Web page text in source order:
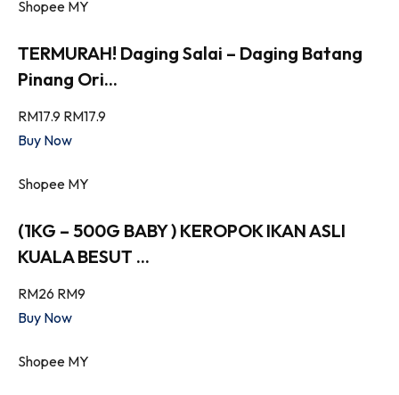
Shopee MY
TERMURAH! Daging Salai – Daging Batang
Pinang Ori...
RM17.9 RM17.9
Buy Now
Shopee MY
(1KG – 500G BABY ) KEROPOK IKAN ASLI
KUALA BESUT ...
RM26 RM9
Buy Now
Shopee MY